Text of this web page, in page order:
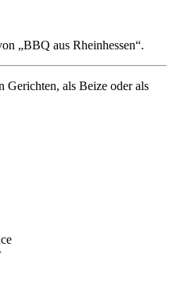
„BBQ aus Rheinhessen“.
Gerichten, als Beize oder als